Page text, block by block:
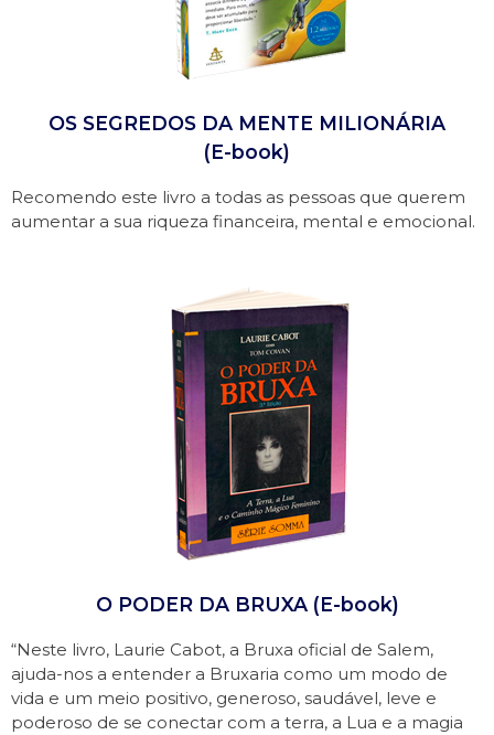
OS SEGREDOS DA MENTE MILIONÁRIA
(E-book)
Recomendo este livro a todas as pessoas que querem
aumentar a sua riqueza financeira, mental e emocional.
O PODER DA BRUXA (E-book)
“Neste livro, Laurie Cabot, a Bruxa oficial de Salem,
ajuda-nos a entender a Bruxaria como um modo de
vida e um meio positivo, generoso, saudável, leve e
poderoso de se conectar com a terra, a Lua e a magia